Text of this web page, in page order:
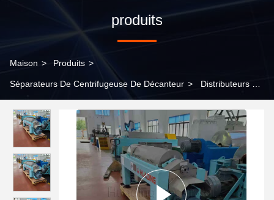
produits
Maison > Produits >
Séparateurs De Centrifugeuse De Décanteur > Distributeurs de
Huading